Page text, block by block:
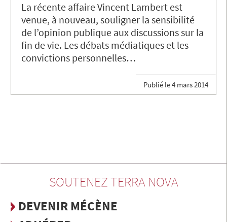
La récente affaire Vincent Lambert est
venue, à nouveau, souligner la sensibilité
de l’opinion publique aux discussions sur la
fin de vie. Les débats médiatiques et les
convictions personnelles…
Publié le4 mars 2014
SOUTENEZ TERRA NOVA
DEVENIR MÉCÈNE